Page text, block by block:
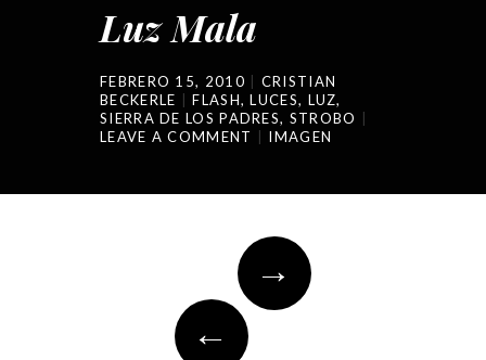
Luz Mala
FEBRERO 15, 2010
CRISTIAN
BECKERLE
FLASH,LUCES, LUZ,
SIERRA DE LOS PADRES, STROBO
LEAVE A COMMENT
IMAGEN
navigation
→
←